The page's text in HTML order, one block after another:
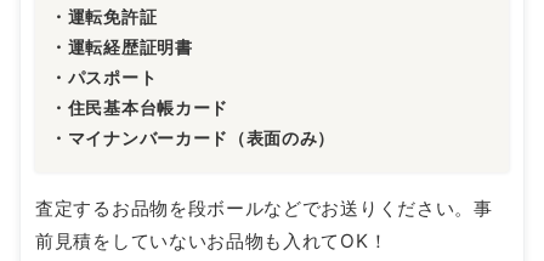
・運転免許証
・運転経歴証明書
・パスポート
・住民基本台帳カード
・マイナンバーカード（表面のみ）
査定するお品物を段ボールなどでお送りください。事
前見積をしていないお品物も入れてOK！